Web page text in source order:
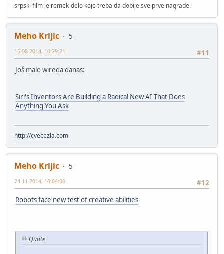
srpski film je remek-delo koje treba da dobije sve prve nagrade.
Meho Krljic
5
#11
15-08-2014, 10:29:21
Još malo wireda danas:
Siri's Inventors Are Building a Radical New AI That Does
Anything You Ask
http://cvecezla.com
Meho Krljic
5
#12
24-11-2014, 10:04:00
Robots face new test of creative abilities
Quote